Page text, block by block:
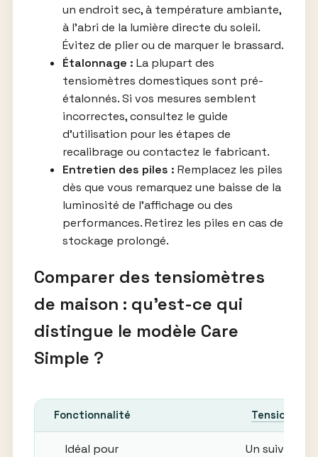
un endroit sec, à température ambiante,
à l’abri de la lumière directe du soleil.
Évitez de plier ou de marquer le brassard.
Étalonnage : La plupart des
tensiomètres domestiques sont pré-
étalonnés. Si vos mesures semblent
incorrectes, consultez le guide
d’utilisation pour les étapes de
recalibrage ou contactez le fabricant.
Entretien des piles : Remplacez les piles
dès que vous remarquez une baisse de la
luminosité de l’affichage ou des
performances. Retirez les piles en cas de
stockage prolongé.
Comparer des tensiomètres
de maison : qu’est-ce qui
distingue le modèle Care
Simple ?
Fonctionnalité Tensiomètre
Idéal pour Un suivi